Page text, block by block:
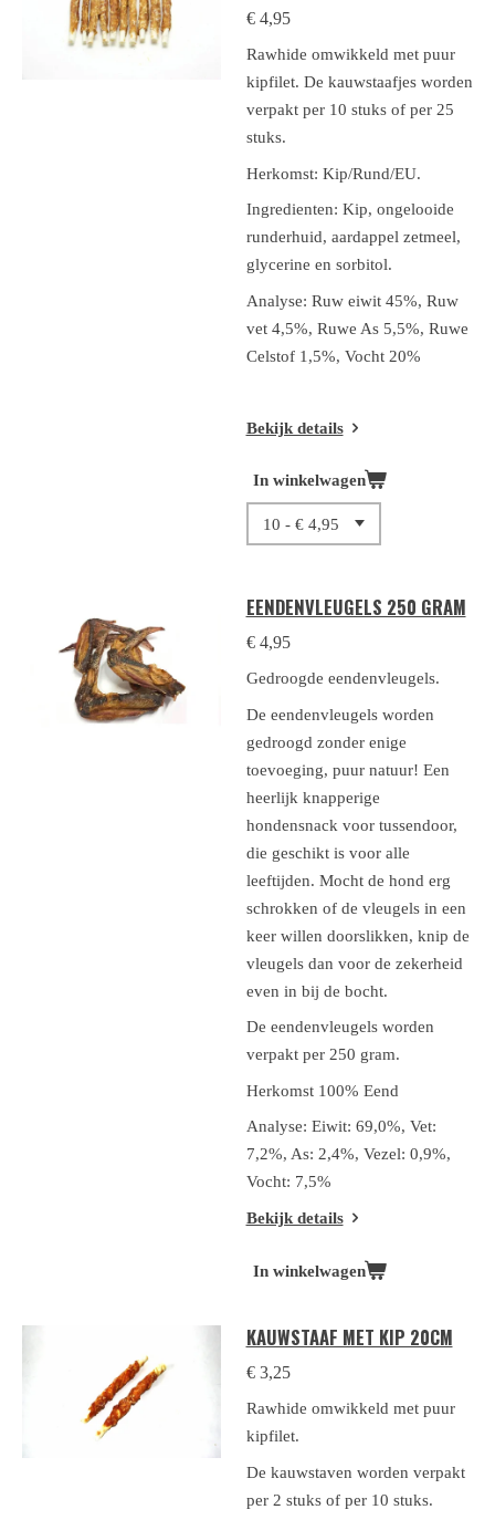
€ 4,95
Rawhide omwikkeld met puur
kipfilet. De kauwstaafjes worden
verpakt per 10 stuks of per 25
stuks.
Herkomst: Kip/Rund/EU.
Ingredienten: Kip, ongelooide
runderhuid, aardappel zetmeel,
glycerine en sorbitol.
Analyse: Ruw eiwit 45%, Ruw
vet 4,5%, Ruwe As 5,5%, Ruwe
Celstof 1,5%, Vocht 20%
Bekijk details
In winkelwagen
EENDENVLEUGELS 250 GRAM
€ 4,95
Gedroogde eendenvleugels.
De eendenvleugels worden
gedroogd zonder enige
toevoeging, puur natuur! Een
heerlijk knapperige
hondensnack voor tussendoor,
die geschikt is voor alle
leeftijden. Mocht de hond erg
schrokken of de vleugels in een
keer willen doorslikken, knip de
vleugels dan voor de zekerheid
even in bij de bocht.
De eendenvleugels worden
verpakt per 250 gram.
Herkomst 100% Eend
Analyse: Eiwit: 69,0%, Vet:
7,2%, As: 2,4%, Vezel: 0,9%,
Vocht: 7,5%
Bekijk details
In winkelwagen
KAUWSTAAF MET KIP 20CM
€ 3,25
Rawhide omwikkeld met puur
kipfilet.
De kauwstaven worden verpakt
per 2 stuks of per 10 stuks.